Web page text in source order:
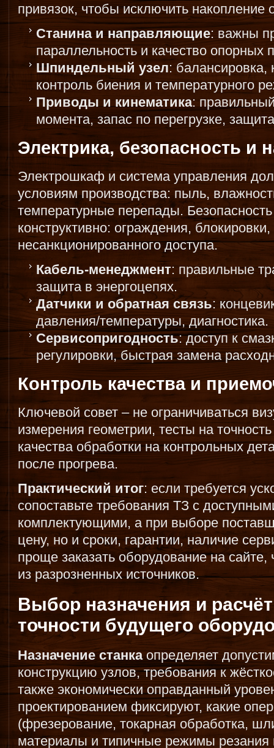
привязок, чтобы исключить накопление
Станина и направляющие: важны
параллельность и качество опорных
Шпиндельный узел: балансировка,
контроль биения и температурного
Приводы и кинематика:
момента, запас по перегрузке,
Электрика, безопасность и
Электрошкаф и система управления
условиям производства: пыль,
температурные перепады.
конструктивно: ограждения,
несанкционированного доступа.
Кабель-менеджмент: правильные
защита в энергоцепях.
Датчики и обратная связь:
давления/температуры, диагностика.
Сервисопригодность: доступ к
регулировки, быстрая замена
Контроль качества и
Ключевой совет – не ограничиваться
измерения геометрии, тесты на
качества обработки на контрольных
после прогрева.
Практический итог: если требуется
сопоставьте требования ТЗ с
комплектующими, а при выборе
цену, но и сроки, гарантии, наличие
проще заказать оборудование на
из разрозненных источников.
Выбор назначения и
точности будущего
Назначение станкаопределяет
конструкцию узлов, требования к
также экономически оправданный
проектированием фиксируют, какие
(фрезерование, токарная обработка,
материалы и типичные режимы резания